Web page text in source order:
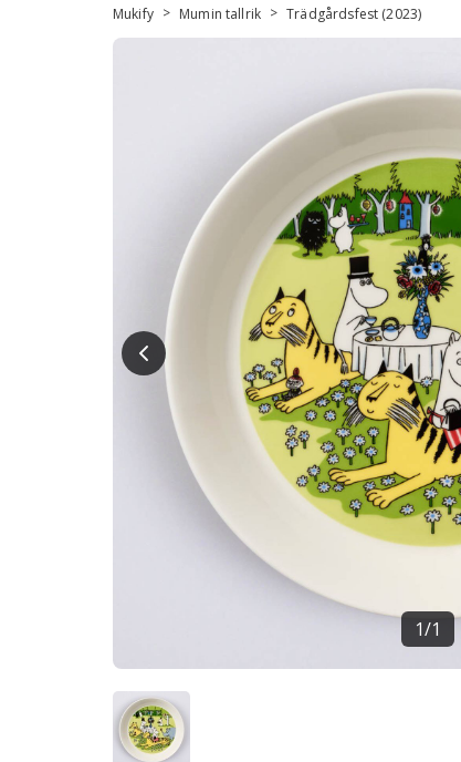
Mukify > Mumin tallrik > Trädgårdsfest (2023)
1/1